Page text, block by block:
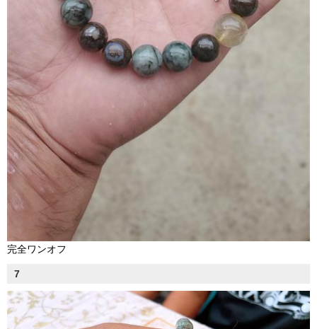
完全ワンオフ
7